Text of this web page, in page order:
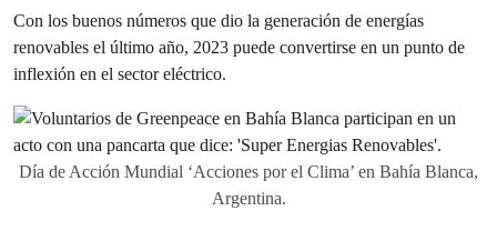
Con los buenos números que dio la generación de energías
renovables el último año, 2023 puede convertirse en un punto de
inflexión en el sector eléctrico.
Día de Acción Mundial ‘Acciones por el Clima’ en Bahía Blanca,
Argentina.